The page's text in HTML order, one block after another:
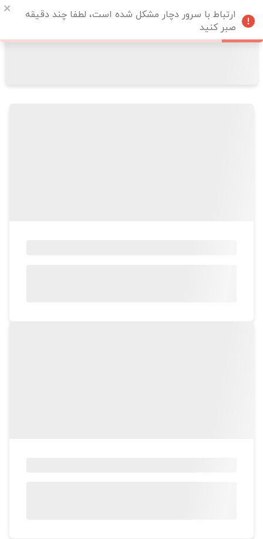
ارتباط با سرور دچار مشکل شده است، لطفا چند دقیقه
صبر کنید